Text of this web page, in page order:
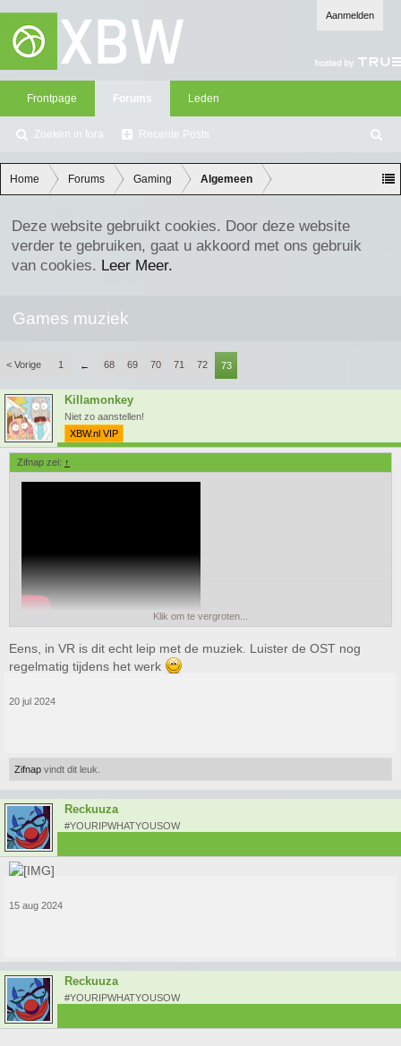
Aanmelden
Frontpage Forums
Zoeken in fora Recente Posts
Leden
oe
ke
n
Home Forums Gaming Algemeen
Deze website gebruikt cookies. Door deze website
verder te gebruiken, gaat u akkoord met ons gebruik
van cookies. Leer Meer.
Games muziek
< Vorige 1 ← 68 69 70 71 72 73
Killamonkey
Niet zo aanstellen!
XBW.nl VIP
Zifnap zei: ↑
Blijft prachtig (muziek vanaf 3:00 min).
geweldige tracks. De transformatie is compleet dit in 3DVR speelt, al heb
ik dit zelf nooit kunnen ervaren. Je hoeft geen fan van Tetris te zijn om
Klik om te vergroten...
Eens, in VR is dit echt leip met de muziek. Luister de OST nog
regelmatig tijdens het werk
20 jul 2024
Zifnap vindt dit leuk.
Reckuuza
#YOURIPWHATYOUSOW
15 aug 2024
Reckuuza
#YOURIPWHATYOUSOW